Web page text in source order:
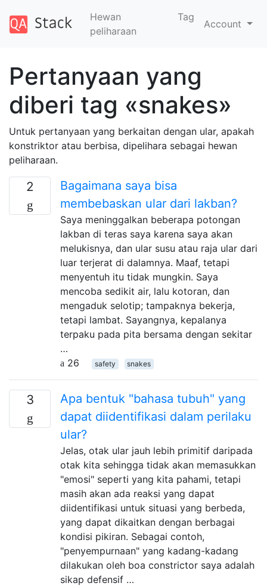
Hewan
peliharaan
Tag
Account
Pertanyaan yang
diberi tag «snakes»
Untuk pertanyaan yang berkaitan dengan ular, apakah
konstriktor atau berbisa, dipelihara sebagai hewan
peliharaan.
2
Bagaimana saya bisa
membebaskan ular dari lakban?
Saya meninggalkan beberapa potongan
lakban di teras saya karena saya akan
melukisnya, dan ular susu atau raja ular dari
luar terjerat di dalamnya. Maaf, tetapi
menyentuh itu tidak mungkin. Saya
mencoba sedikit air, lalu kotoran, dan
mengaduk selotip; tampaknya bekerja,
tetapi lambat. Sayangnya, kepalanya
terpaku pada pita bersama dengan sekitar
…
26
safety snakes
3
Apa bentuk "bahasa tubuh" yang
dapat diidentifikasi dalam perilaku
ular?
Jelas, otak ular jauh lebih primitif daripada
otak kita sehingga tidak akan memasukkan
"emosi" seperti yang kita pahami, tetapi
masih akan ada reaksi yang dapat
diidentifikasi untuk situasi yang berbeda,
yang dapat dikaitkan dengan berbagai
kondisi pikiran. Sebagai contoh,
"penyempurnaan" yang kadang-kadang
dilakukan oleh boa constrictor saya adalah
sikap defensif …